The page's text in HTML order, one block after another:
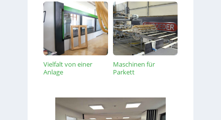
Vielfalt von einer
Anlage
Maschinen für
Parkett